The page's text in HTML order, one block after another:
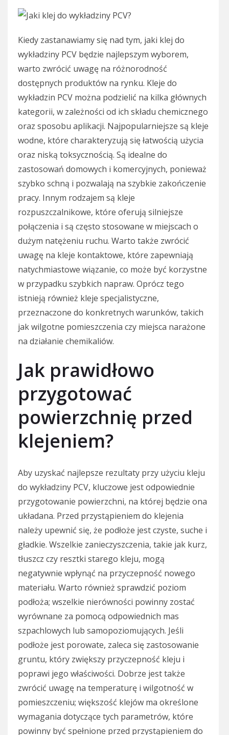
Kiedy zastanawiamy się nad tym, jaki klej do
wykładziny PCV będzie najlepszym wyborem,
warto zwrócić uwagę na różnorodność
dostępnych produktów na rynku. Kleje do
wykładzin PCV można podzielić na kilka głównych
kategorii, w zależności od ich składu chemicznego
oraz sposobu aplikacji. Najpopularniejsze są kleje
wodne, które charakteryzują się łatwością użycia
oraz niską toksycznością. Są idealne do
zastosowań domowych i komercyjnych, ponieważ
szybko schną i pozwalają na szybkie zakończenie
pracy. Innym rodzajem są kleje
rozpuszczalnikowe, które oferują silniejsze
połączenia i są często stosowane w miejscach o
dużym natężeniu ruchu. Warto także zwrócić
uwagę na kleje kontaktowe, które zapewniają
natychmiastowe wiązanie, co może być korzystne
w przypadku szybkich napraw. Oprócz tego
istnieją również kleje specjalistyczne,
przeznaczone do konkretnych warunków, takich
jak wilgotne pomieszczenia czy miejsca narażone
na działanie chemikaliów.
Jak prawidłowo
przygotować
powierzchnię przed
klejeniem?
Aby uzyskać najlepsze rezultaty przy użyciu kleju
do wykładziny PCV, kluczowe jest odpowiednie
przygotowanie powierzchni, na której będzie ona
układana. Przed przystąpieniem do klejenia
należy upewnić się, że podłoże jest czyste, suche i
gładkie. Wszelkie zanieczyszczenia, takie jak kurz,
tłuszcz czy resztki starego kleju, mogą
negatywnie wpłynąć na przyczepność nowego
materiału. Warto również sprawdzić poziom
podłoża; wszelkie nierówności powinny zostać
wyrównane za pomocą odpowiednich mas
szpachlowych lub samopoziomujących. Jeśli
podłoże jest porowate, zaleca się zastosowanie
gruntu, który zwiększy przyczepność kleju i
poprawi jego właściwości. Dobrze jest także
zwrócić uwagę na temperaturę i wilgotność w
pomieszczeniu; większość klejów ma określone
wymagania dotyczące tych parametrów, które
powinny być spełnione przed przystąpieniem do